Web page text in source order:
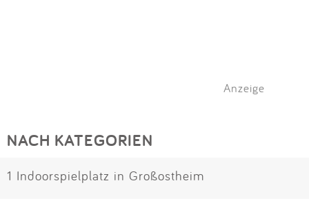
Anzeige
NACH KATEGORIEN
1 Indoorspielplatz in Großostheim